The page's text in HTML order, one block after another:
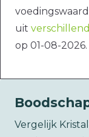
uit
op 01-08-2026.
Vergelijk